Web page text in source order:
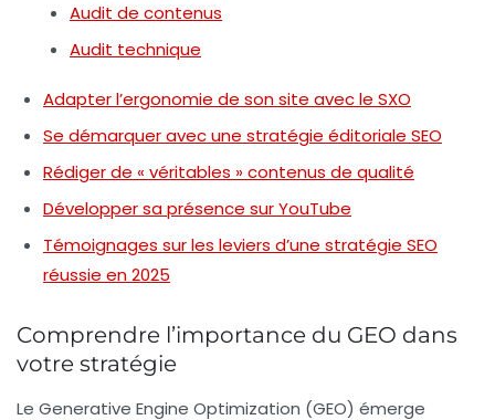
Audit de contenus
Audit technique
Adapter l’ergonomie de son site avec le SXO
Se démarquer avec une stratégie éditoriale SEO
Rédiger de « véritables » contenus de qualité
Développer sa présence sur YouTube
Témoignages sur les leviers d’une stratégie SEO
réussie en 2025
Comprendre l’importance du GEO dans
votre stratégie
Le Generative Engine Optimization (GEO) émerge